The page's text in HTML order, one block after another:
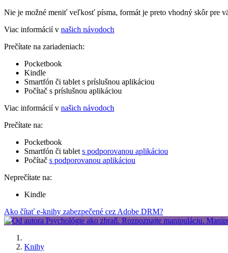
Nie je možné meniť veľkosť písma, formát je preto vhodný skôr pre
Viac informácií v našich návodoch
Prečítate na zariadeniach:
Pocketbook
Kindle
Smartfón či tablet s príslušnou aplikáciou
Počítač s príslušnou aplikáciou
Viac informácií v našich návodoch
Prečítate na:
Pocketbook
Smartfón či tablet s podporovanou aplikáciou
Počítač s podporovanou aplikáciou
Neprečítate na:
Kindle
Ako čítať e-knihy zabezpečené cez Adobe DRM?
Knihy